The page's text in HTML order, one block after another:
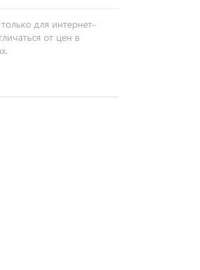
для интернет-
от цен в